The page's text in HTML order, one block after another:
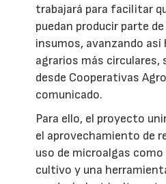
trabajará para facilitar
puedan producir parte
insumos, avanzando así
agrarios más circulares,
desde Cooperativas
comunicado.
Para ello, el proyecto
el aprovechamiento de
uso de microalgas
cultivo y una